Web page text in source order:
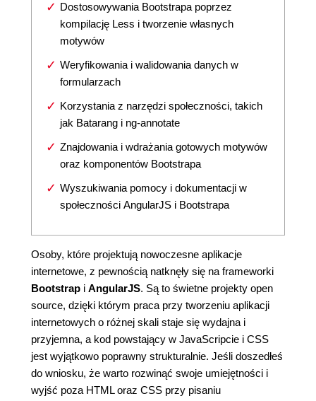
Dostosowywania Bootstrapa poprzez
kompilację Less i tworzenie własnych
motywów
Weryfikowania i walidowania danych w
formularzach
Korzystania z narzędzi społeczności, takich
jak Batarang i ng-annotate
Znajdowania i wdrażania gotowych motywów
oraz komponentów Bootstrapa
Wyszukiwania pomocy i dokumentacji w
społeczności AngularJS i Bootstrapa
Osoby, które projektują nowoczesne aplikacje
internetowe, z pewnością natknęły się na frameworki
Bootstrap i AngularJS. Są to świetne projekty open
source, dzięki którym praca przy tworzeniu aplikacji
internetowych o różnej skali staje się wydajna i
przyjemna, a kod powstający w JavaScripcie i CSS
jest wyjątkowo poprawny strukturalnie. Jeśli doszedłeś
do wniosku, że warto rozwinąć swoje umiejętności i
wyjść poza HTML oraz CSS przy pisaniu